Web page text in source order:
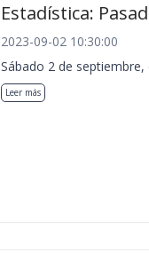
Estadística:
2023-09-02 10:30:00
Sábado 2 de septiembre,
Leer más